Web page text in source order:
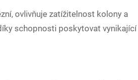
ovlivňuje zatížitelnost kolony a
schopnosti poskytovat vynikající